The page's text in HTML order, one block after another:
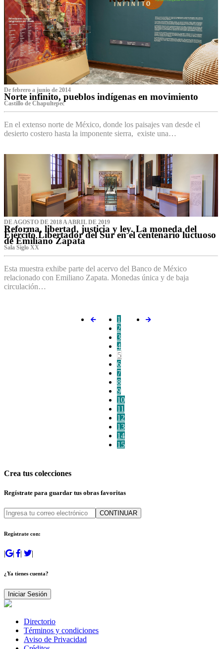
De febrero a junio de 2014
Norte infinito, pueblos indígenas en movimiento
Castillo de Chapultepec
En el extenso norte de México, donde los paisajes van desde el
desierto costero hasta la imponente sierra, existe una…
DE AGOSTO DE 2018 A ABRIL DE 2019
Reforma, libertad, justicia y ley. La moneda del
Ejército Libertador del Sur en el centenario luctuoso
de Emiliano Zapata
Sala Siglo XX
Esta muestra exhibe parte del acervo del Banco de México
relacionado con Emiliano Zapata. Monedas única y de baja
circulación…
1
2
3
4
5
6
7
8
9
10
11
12
13
14
15
Crea tus colecciones
Regístrate para guardar tus obras favoritas
CONTINUAR
Regístrate con:
| | | |
¿Ya tienes cuenta?
Iniciar Sesión
Directorio
Términos y condiciones
Aviso de Privacidad